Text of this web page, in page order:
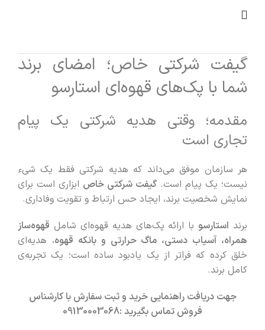
گیفت شرکتی خاص؛ امضای برند
شما با پک‌های قهوه‌ای استارسو
مقدمه؛ وقتی هدیه شرکتی یک پیام
تجاری است
هر سازمان موفق می‌داند که هدیه شرکتی فقط یک شیء
نیست؛ یک پیام است. گیفت شرکتی خاص ابزاری است برای
نمایش شخصیت برند، ایجاد حس ارتباط و تقویت وفاداری.
برند استارسو با ارائه پک‌های هدیه قهوه‌ای شامل قهوه‌ساز
همراه، آسیاب دستی، ماگ حرارتی و بانکه قهوه، هدیه‌ای
خلق کرده که فراتر از یک یادبود ساده است؛ یک تجربه‌ی
کامل برند.
جهت دریافت راهنمایی خرید و ثبت سفارش با کارشناس
فروش تماس بگیرید :09130003068